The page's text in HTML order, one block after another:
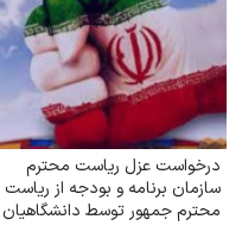
درخواست عزل ریاست محترم
سازمان برنامه و بودجه از ریاست
محترم جمهور توسط دانشگاهیان